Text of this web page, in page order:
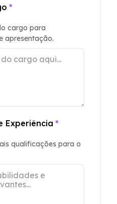
*
cargo para
apresentação.
Experiência *
qualificações para o